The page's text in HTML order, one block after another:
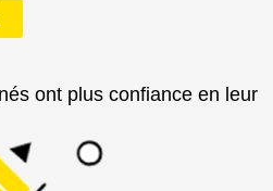
ont plus confiance en leur